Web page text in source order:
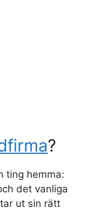
?
ting hemma:
det vanliga
ut sin rätt